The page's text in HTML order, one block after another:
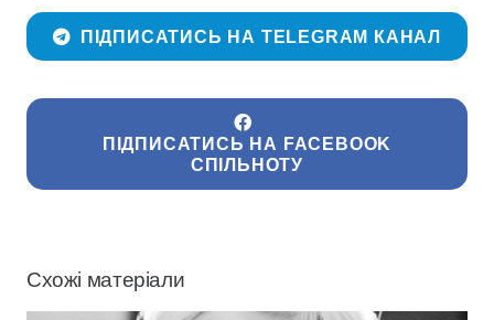
ПІДПИСАТИСЬ НА TELEGRAM КАНАЛ
ПІДПИСАТИСЬ НА FACEBOOK
СПІЛЬНОТУ
Схожі матеріали